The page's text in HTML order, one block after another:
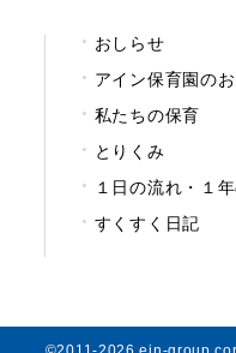
おしらせ
アイン保育園の
私たちの保育
とりくみ
１日の流れ・１
すくすく日記